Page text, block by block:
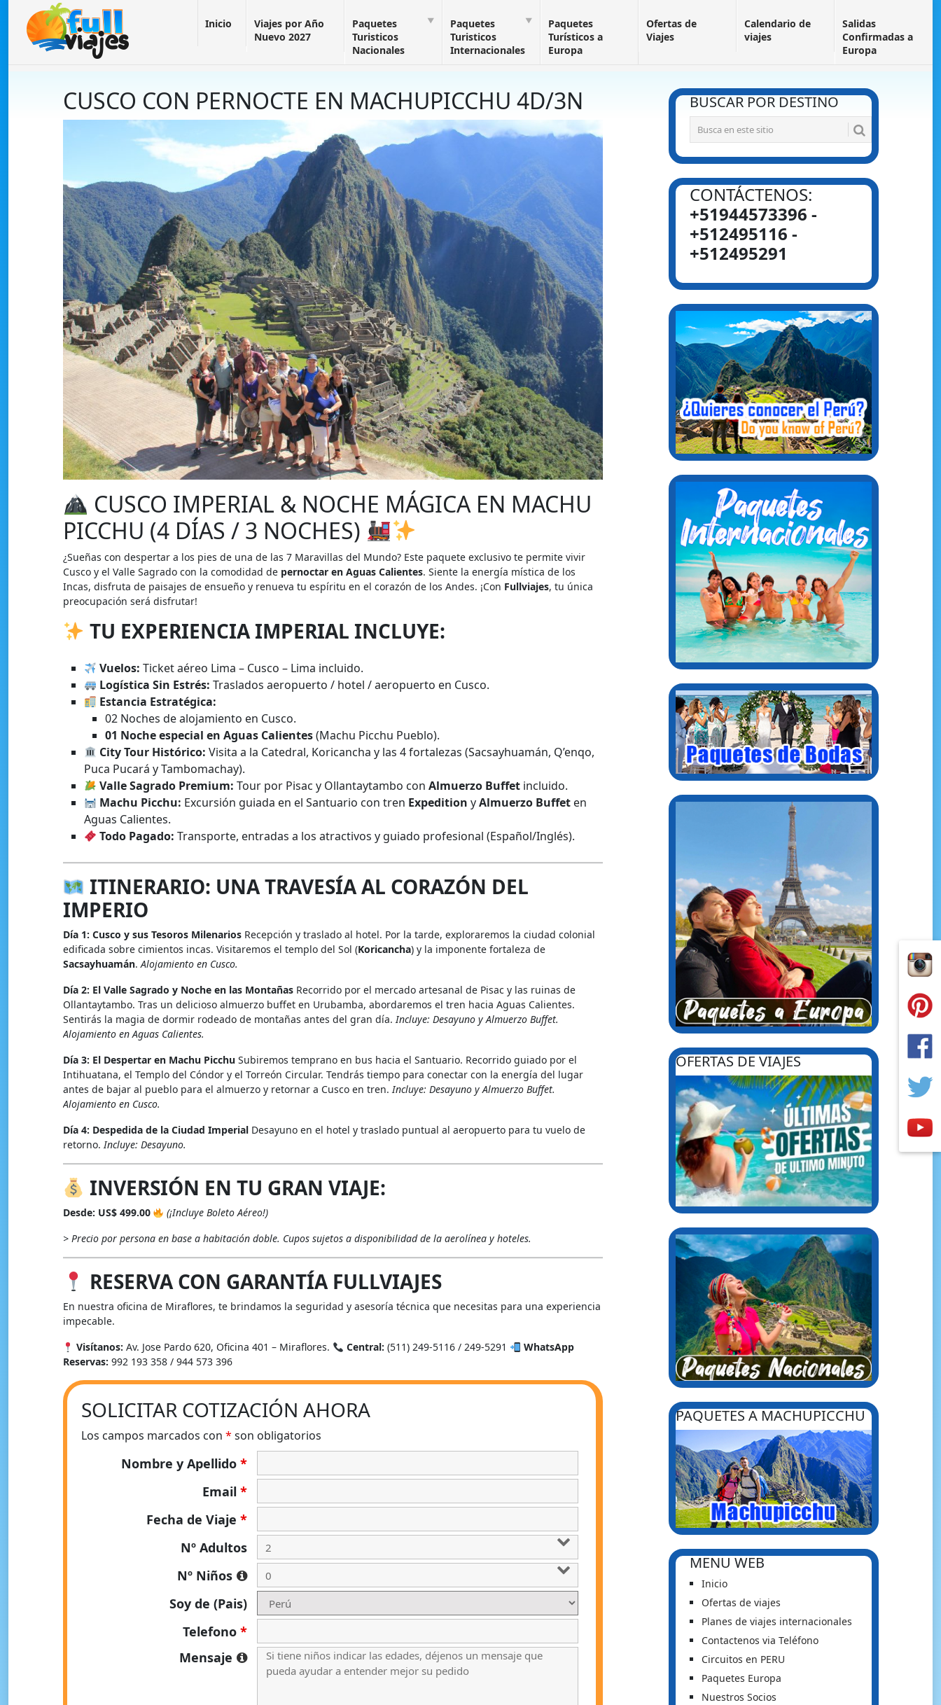
Inicio
Viajes por Año
Nuevo 2027
Paquetes
Turisticos
Nacionales
Paquetes
Turisticos
Internacionales
Paquetes
Turísticos a
Europa
Ofertas de
Viajes
Calendario de
viajes
Salidas
Confirmadas a
Europa
CUSCO CON PERNOCTE EN MACHUPICCHU 4D/3N
CUSCO IMPERIAL & NOCHE MÁGICA EN MACHU
PICCHU (4 DÍAS / 3 NOCHES)
¿Sueñas con despertar a los pies de una de las 7 Maravillas del Mundo? Este paquete exclusivo te permite vivir
Cusco y el Valle Sagrado con la comodidad de pernoctar en Aguas Calientes. Siente la energía mística de los
Incas, disfruta de paisajes de ensueño y renueva tu espíritu en el corazón de los Andes. ¡Con Fullviajes, tu única
preocupación será disfrutar!
TU EXPERIENCIA IMPERIAL INCLUYE:
Vuelos: Ticket aéreo Lima – Cusco – Lima incluido.
Logística Sin Estrés: Traslados aeropuerto / hotel / aeropuerto en Cusco.
Estancia Estratégica:
02 Noches de alojamiento en Cusco.
01 Noche especial en Aguas Calientes(Machu Picchu Pueblo).
City Tour Histórico: Visita a la Catedral, Koricancha y las 4 fortalezas (Sacsayhuamán, Q’enqo,
Puca Pucará y Tambomachay).
Valle Sagrado Premium: Tour por Pisac y Ollantaytambo conAlmuerzo Buffet incluido.
Machu Picchu: Excursión guiada en el Santuario con tren Expedition yAlmuerzo Buffet en
Aguas Calientes.
Todo Pagado: Transporte, entradas a los atractivos y guiado profesional (Español/Inglés).
ITINERARIO: UNA TRAVESÍA AL CORAZÓN DEL
IMPERIO
Día 1: Cusco y sus Tesoros MilenariosRecepción y traslado al hotel. Por la tarde, exploraremos la ciudad colonial
edificada sobre cimientos incas. Visitaremos el templo del Sol (Koricancha) y la imponente fortaleza de
Sacsayhuamán.Alojamiento en Cusco.
Día 2: El Valle Sagrado y Noche en las MontañasRecorrido por el mercado artesanal de Pisac y las ruinas de
Ollantaytambo. Tras un delicioso almuerzo buffet en Urubamba, abordaremos el tren hacia Aguas Calientes.
Sentirás la magia de dormir rodeado de montañas antes del gran día.Incluye: Desayuno y Almuerzo Buffet.
Alojamiento en Aguas Calientes.
Día 3: El Despertar en Machu PicchuSubiremos temprano en bus hacia el Santuario. Recorrido guiado por el
Intihuatana, el Templo del Cóndor y el Torreón Circular. Tendrás tiempo para conectar con la energía del lugar
antes de bajar al pueblo para el almuerzo y retornar a Cusco en tren.Incluye: Desayuno y Almuerzo Buffet.
Alojamiento en Cusco.
Día 4: Despedida de la Ciudad ImperialDesayuno en el hotel y traslado puntual al aeropuerto para tu vuelo de
retorno.Incluye: Desayuno.
INVERSIÓN EN TU GRAN VIAJE:
Desde: US$ 499.00
(¡Incluye Boleto Aéreo!)
> Precio por persona en base a habitación doble. Cupos sujetos a disponibilidad de la aerolínea y hoteles.
RESERVA CON GARANTÍA FULLVIAJES
En nuestra oficina de Miraflores, te brindamos la seguridad y asesoría técnica que necesitas para una experiencia
impecable.
Visítanos: Av. Jose Pardo 620, Oficina 401 – Miraflores. Central: (511) 249-5116 / 249-5291
WhatsApp
Reservas: 992 193 358 / 944 573 396
SOLICITAR COTIZACIÓN AHORA
Los campos marcados con * son obligatorios
Nombre y Apellido*
Email*
Fecha de Viaje*
Nº Adultos
Nº Niños
Soy de (Pais)
Telefono*
Mensaje
BUSCAR POR DESTINO
CONTÁCTENOS:
+51944573396 -
+512495116 -
+512495291
OFERTAS DE VIAJES
PAQUETES A MACHUPICCHU
MENU WEB
Inicio
Ofertas de viajes
Planes de viajes internacionales
Contactenos via Teléfono
Circuitos en PERU
Paquetes Europa
Nuestros Socios